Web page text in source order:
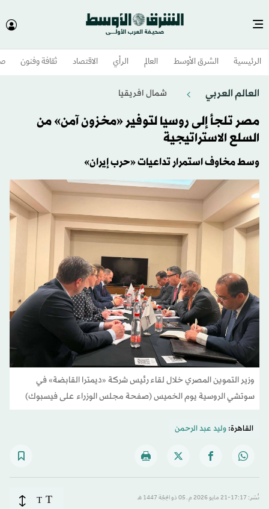
الرئيسية الشرق الأوسط​ العالم الرأي الاقتصاد ثقافة وفنون
العالم العربي شمال افريقيا
مصر تلجأ إلى روسيا لتوفير «مخزون آمن» من
السلع الاستراتيجية
وسط مخاوف استمرار تداعيات «حرب إيران»
وزير التموين المصري خلال لقاء رئيس شركة «ديمترا القابضة» في
سوتشي الروسية يوم الخميس (صفحة مجلس الوزراء على فيسبوك)
القاهرة:وليد عبد الرحمن
نُشر: 17:17-21 مايو 2026 م ـ 05 ذو الحِجّة 1447 هـ T
T